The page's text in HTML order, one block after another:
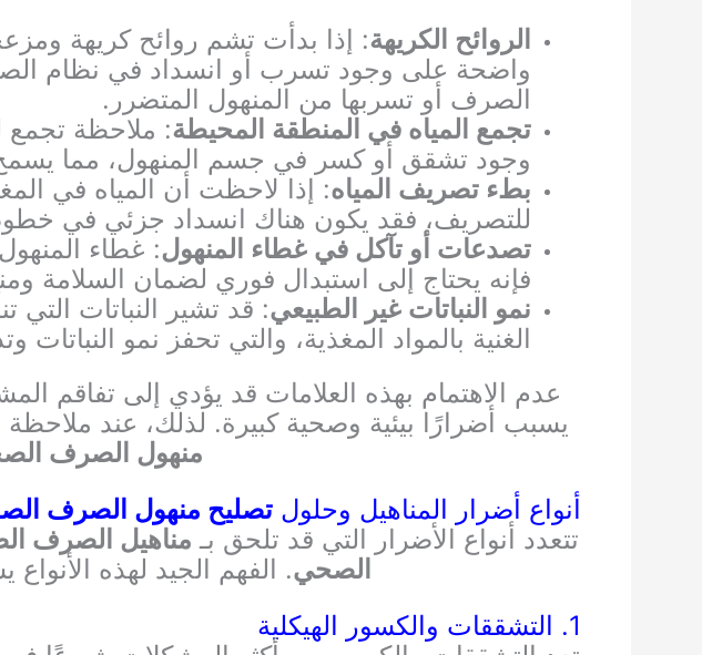
الروائح الكريهة: إذا بدأت تشم روائح كريهة
واضحة على وجود تسرب أو انسداد في نظام
الصرف أو تسربها من المنهول المتضرر.
تجمع المياه في المنطقة المحيطة: ملاحظة تجمع
وجود تشقق أو كسر في جسم المنهول، مما يسمح
بطء تصريف المياه: إذا لاحظت أن المياه في
للتصريف، فقد يكون هناك انسداد جزئي في
تصدعات أو تآكل في غطاء المنهول: غطاء
فإنه يحتاج إلى استبدال فوري لضمان السلامة
نمو النباتات غير الطبيعي: قد تشير النباتات
الغنية بالمواد المغذية، والتي تحفز نمو
عدم الاهتمام بهذه العلامات قد يؤدي إلى تفاقم
يسبب أضرارًا بيئية وصحية كبيرة. لذلك، عند
منهول الصرف
أنواع أضرار المناهيل وحلول تصليح منهول الصرف
تتعدد أنواع الأضرار التي قد تلحق بـ مناهيل الصرف
الصحي. الفهم الجيد لهذه
1. التشققات والكسور الهيكلية